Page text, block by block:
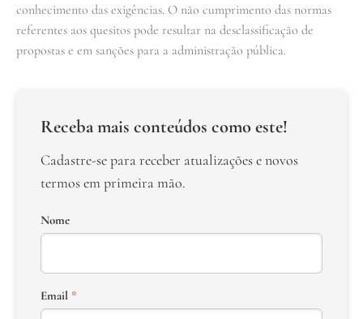
conhecimento das exigências. O não cumprimento das normas
referentes aos quesitos pode resultar na desclassificação de
propostas e em sanções para a administração pública.
Receba mais conteúdos como este!
Cadastre-se para receber atualizações e novos
termos em primeira mão.
Nome
Email *